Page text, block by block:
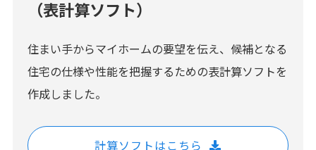
（表計算ソフト）
住まい手からマイホームの要望を伝え、候補となる
住宅の仕様や性能を把握するための表計算ソフトを
作成しました。
計算ソフトはこちら